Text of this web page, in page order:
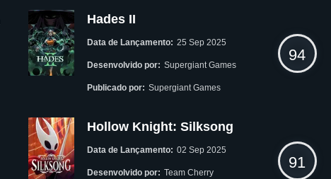
Hades II
Data de Lançamento: 25 Sep 2025
Desenvolvido por: Supergiant Games
Publicado por: Supergiant Games
94
Hollow Knight: Silksong
Data de Lançamento: 02 Sep 2025
Desenvolvido por: Team Cherry
91